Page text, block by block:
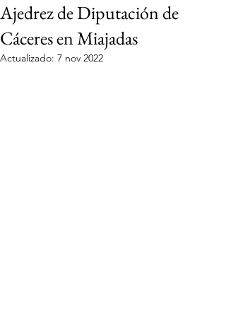
Ajedrez de Diputación de
Cáceres en Miajadas
Actualizado: 7 nov 2022